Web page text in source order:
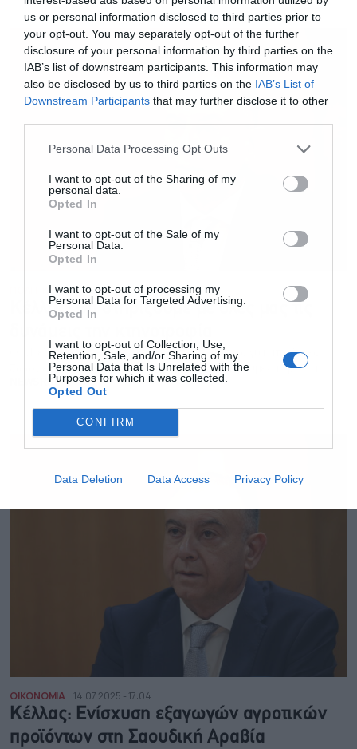
us or personal information disclosed to third parties prior to
your opt-out. You may separately opt-out of the further
disclosure of your personal information by third parties on the
IAB’s list of downstream participants. This information may
also be disclosed by us to third parties on the IAB’s List of
Downstream Participants that may further disclose it to other
Personal Data Processing Opt Outs
I want to opt-out of the Sharing of my
personal data.
Opted In
I want to opt-out of the Sale of my
Personal Data.
Opted In
I want to opt-out of processing my
Personal Data for Targeted Advertising.
Opted In
I want to opt-out of Collection, Use,
Retention, Sale, and/or Sharing of my
Personal Data that Is Unrelated with the
Purposes for which it was collected.
Opted Out
CONFIRM
Data Deletion Data Access Privacy Policy
ΠΟΛΙΤΙΚΗ 27.08.2025 - 21:32
Κέλλας: Θα στηρίξουμε με όλες μας τις
Ο κ. Κέλλας ανακοίνωσε ότι οι αποζημιώσεις για απώλειες
ζώων είναι διπλάσιες σε σχέση με τα προηγούμενα χρόνια
NEWSROOM
ΟΙΚΟΝΟΜΙΑ 14.07.2025 - 17:04
Κέλλας: Ενίσχυση εξαγωγών αγροτικών
προϊόντων στη Σαουδική Αραβία